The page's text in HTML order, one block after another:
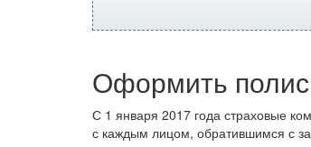
Оформить
С 1 января 2017 года страховые
с каждым лицом, обратившимся с